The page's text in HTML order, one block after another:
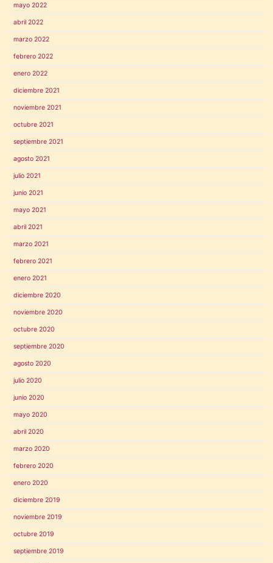
mayo 2022
abril 2022
marzo 2022
febrero 2022
enero 2022
diciembre 2021
noviembre 2021
octubre 2021
septiembre 2021
agosto 2021
julio 2021
junio 2021
mayo 2021
abril 2021
marzo 2021
febrero 2021
enero 2021
diciembre 2020
noviembre 2020
octubre 2020
septiembre 2020
agosto 2020
julio 2020
junio 2020
mayo 2020
abril 2020
marzo 2020
febrero 2020
enero 2020
diciembre 2019
noviembre 2019
octubre 2019
septiembre 2019